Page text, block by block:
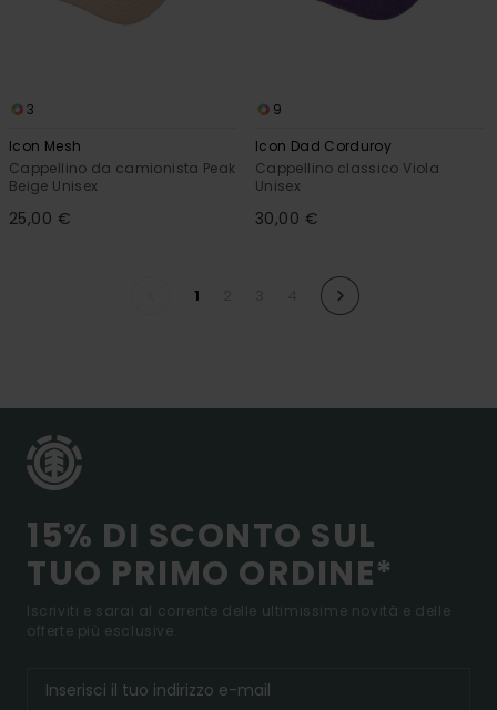
3
Icon Mesh
Cappellino da camionista Peak
Beige Unisex
25,00 €
9
Icon Dad Corduroy
Cappellino classico Viola
Unisex
30,00 €
1
15% DI SCONTO SUL
TUO PRIMO ORDINE*
Iscriviti e sarai al corrente delle ultimissime novità e delle
offerte più esclusive.